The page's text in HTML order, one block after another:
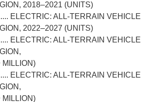
2018–2021 (UNITS)
ELECTRIC: ALL-TERRAIN VEHICLE
2022–2027 (UNITS)
ELECTRIC: ALL-TERRAIN VEHICLE
MILLION)
ELECTRIC: ALL-TERRAIN VEHICLE
MILLION)